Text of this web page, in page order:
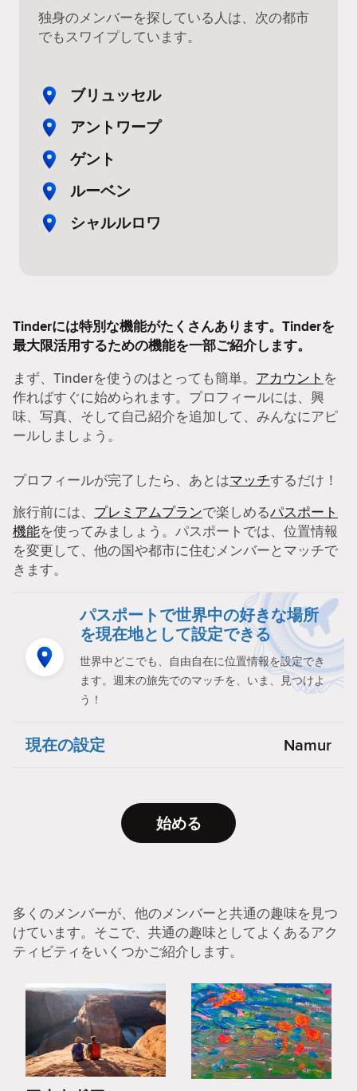
独身のメンバーを探している人は、次の都市
でもスワイプしています。
ブリュッセル
アントワープ
ゲント
ルーベン
シャルルロワ
Tinderには特別な機能がたくさんあります。Tinderを
最大限活用するための機能を一部ご紹介します。
まず、Tinderを使うのはとっても簡単。 アカウント を
作ればすぐに始められます。プロフィールには、興
味、写真、そして自己紹介を追加して、みんなにアピ
ールしましょう。
プロフィールが完了したら、あとはマッチするだけ！
旅行前には、 プレミアムプランで楽しめるパスポート
機能を使ってみましょう。パスポートでは、位置情報
を変更して、他の国や都市に住むメンバーとマッチで
きます。
パスポートで世界中の好きな場所
を現在地として設定できる
世界中どこでも、自由自在に位置情報を設定でき
ます。週末の旅先でのマッチを、いま、見つけよ
う！
現在の設定 Namur
始める
多くのメンバーが、他のメンバーと共通の趣味を見つ
けています。そこで、共通の趣味としてよくあるアク
ティビティをいくつかご紹介します。